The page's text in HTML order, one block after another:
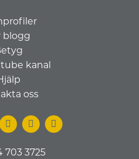
blogg
kanal
oss
703 3725